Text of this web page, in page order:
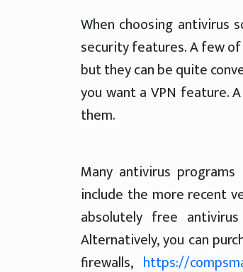
When choosing antivirus
security features. A few
but they can be quite
you want a VPN feature.
them.
Many antivirus
include the more recent
absolutely free
Alternatively, you can
firewalls, https://